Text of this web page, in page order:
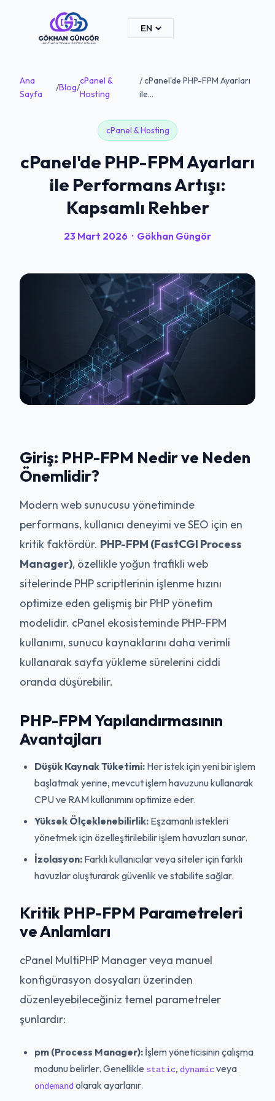
Ana
Sayfa
/Blog/
cPanel &
Hosting
/ cPanel'de PHP-FPM Ayarları
ile...
cPanel & Hosting
cPanel'de PHP-FPM Ayarları
ile Performans Artışı:
Kapsamlı Rehber
23 Mart 2026 · Gökhan Güngör
Giriş: PHP-FPM Nedir ve Neden
Önemlidir?
Modern web sunucusu yönetiminde
performans, kullanıcı deneyimi ve SEO için en
kritik faktördür. PHP-FPM (FastCGI Process
Manager), özellikle yoğun trafikli web
sitelerinde PHP scriptlerinin işlenme hızını
optimize eden gelişmiş bir PHP yönetim
modelidir. cPanel ekosisteminde PHP-FPM
kullanımı, sunucu kaynaklarını daha verimli
kullanarak sayfa yükleme sürelerini ciddi
oranda düşürebilir.
PHP-FPM Yapılandırmasının
Avantajları
Düşük Kaynak Tüketimi: Her istek için yeni bir işlem
başlatmak yerine, mevcut işlem havuzunu kullanarak
CPU ve RAM kullanımını optimize eder.
Yüksek Ölçeklenebilirlik: Eşzamanlı istekleri
yönetmek için özelleştirilebilir işlem havuzları sunar.
İzolasyon: Farklı kullanıcılar veya siteler için farklı
havuzlar oluşturarak güvenlik ve stabilite sağlar.
Kritik PHP-FPM Parametreleri
ve Anlamları
cPanel MultiPHP Manager veya manuel
konfigürasyon dosyaları üzerinden
düzenleyebileceğiniz temel parametreler
şunlardır:
pm (Process Manager): İşlem yöneticisinin çalışma
modunu belirler. Genellikle static, dynamicveya
ondemand olarak ayarlanır.